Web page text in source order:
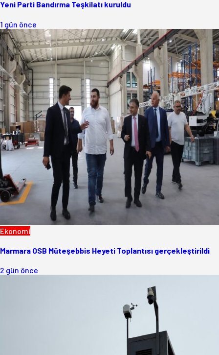
Yeni Parti Bandırma Teşkilatı kuruldu
1 gün önce
Ekonomi
Marmara OSB Müteşebbis Heyeti Toplantısı gerçekleştirildi
2 gün önce